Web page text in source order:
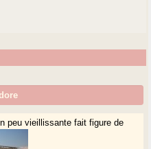
peu vieillissante fait figure de